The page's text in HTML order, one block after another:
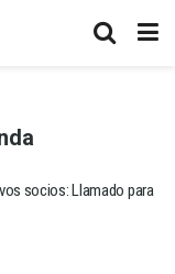
socios: Llamado para